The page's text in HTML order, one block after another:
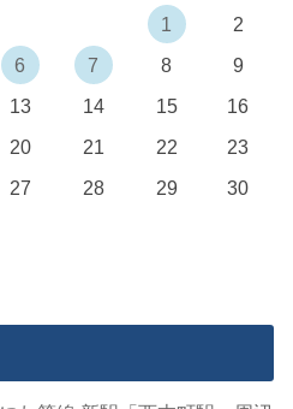
1
2
6 7 8
9
13 14 15
16
20 21 22
23
27 28 29
30